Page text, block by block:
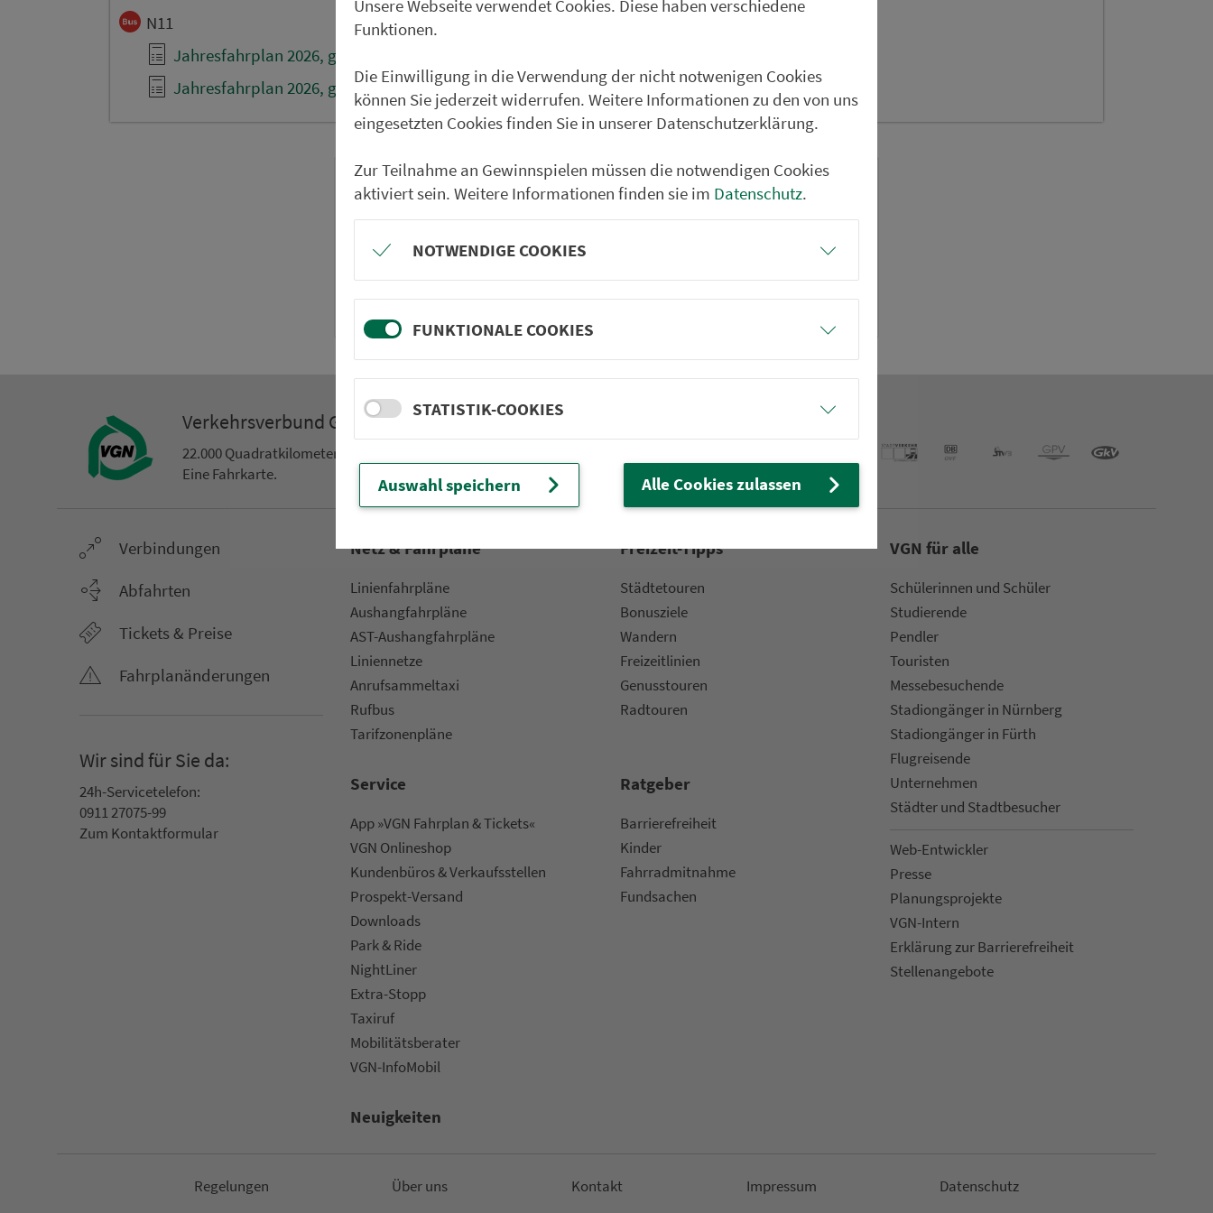
N11
Jahresfahrplan 2026, gültig ab 14.12.2025
Jahresfahrplan 2026, gültig ab 14.12.2025 Richtung Nürnberg Hbf (PDF, ca. 150 kB)
DB Abfahrts- und Ankunftstafeln
Abfahrts- und An­kunfts­plä­ne der DB im
Bereich des VGN.
weiter
Ver­kehrs­ver­bund Groß­raum Nürn­berg
22.000 Qua­drat­ki­lo­me­ter. 130 Ver­kehrs­un­ter­neh­men. 1.100 Linien.
Eine Fahr­kar­te.
Ver­bin­dungen
Abfahrten
Tickets & Preise
Fahr­plan­ände­rungen
Wir sind für Sie da:
24h-Ser­vice­te­le­fon:
0911 27075-99
Zum Kon­taktformular
Netz & Fahrpläne
Li­ni­en­fahr­plä­ne
Aus­hang­fahr­plä­ne
AST-Aus­hang­fahr­plä­ne
Li­ni­en­netze
An­ruf­sam­mel­taxi
Rufbus
Ta­rif­zo­nen­plä­ne
Frei­zeit-Tipps
Städtetouren
Bonusziele
Wandern
Frei­zeit­li­ni­en
Genusstouren
Radtouren
Service
App »VGN Fahrplan & Tickets«
VGN On­line­shop
Kun­den­bü­ros & Ver­kaufs­stel­len
Prospekt-Versand
Downloads
Park & Ride
NightLiner
Extra-Stopp
Taxiruf
Mo­bi­li­täts­be­ra­ter
VGN-InfoMobil
Rat­ge­ber
Bar­ri­e­re­frei­heit
Kinder
Fahr­rad­mit­nah­me
Fund­sachen
Neuigkeiten
VGN für alle
Schülerinnen und Schüler
Stu­die­rende
Pendler
Touristen
Mes­se­be­suchende
Sta­di­on­gän­ger in Nürn­berg
Sta­di­on­gän­ger in Fürth
Flug­rei­sen­de
Un­ter­neh­men
Städter und Stadt­be­su­cher
Web-Entwickler
Presse
Pla­nungs­pro­jekte
VGN-Intern
Erklärung zur Bar­ri­e­re­frei­heit
Stellenan­ge­bote
Re­ge­lungen Über uns Kon­takt Impressum Da­ten­schutz
Unsere Webseite verwendet Cookies. Diese haben verschiedene
Funktionen.
Die Einwilligung in die Verwendung der nicht notwenigen Cookies
können Sie jederzeit widerrufen. Weitere Informationen zu den von uns
eingesetzten Cookies finden Sie in unserer Datenschutzerklärung.
Zur Teilnahme an Gewinnspielen müssen die notwendigen Cookies
aktiviert sein. Weitere Informationen finden sie im Datenschutz.
NOTWENDIGE COOKIES
FUNKTIONALE COOKIES
STATISTIK-COOKIES
Auswahl speichern Alle Cookies zulassen